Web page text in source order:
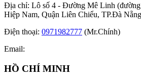
Địa chỉ: Lô số 4 - Đường Mê Linh (đường
Hiệp Nam, Quận Liên Chiểu, TP.Đà Nẵng
Điện thoại: 0971982777 (Mr.Chính)
Email:
HỒ CHÍ MINH